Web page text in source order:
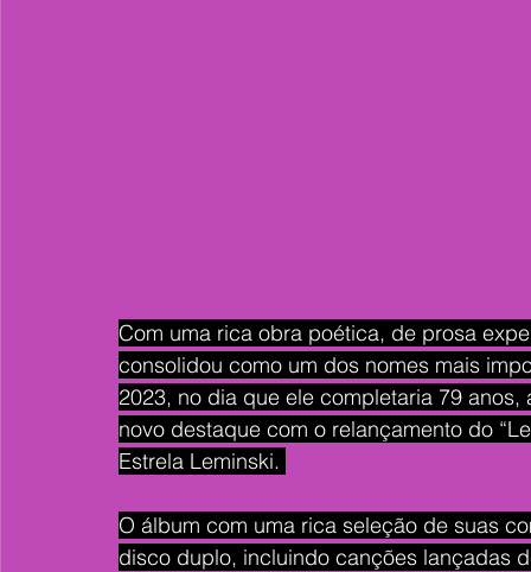
Com uma rica obra poética, de prosa
consolidou como um dos nomes mais
2023, no dia que ele completaria 79
novo destaque com o relançamento do
Estrela Leminski.
O álbum com uma rica seleção de suas
disco duplo, incluindo canções lançadas